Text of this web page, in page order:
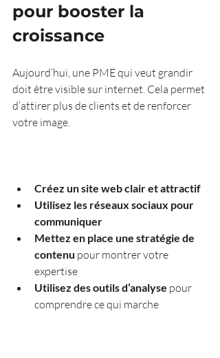
pour booster la
croissance
Aujourd’hui, une PME qui veut grandir
doit être visible sur internet. Cela permet
d’attirer plus de clients et de renforcer
votre image.
Créez un site web clair et attractif
Utilisez les réseaux sociaux pour
communiquer
Mettez en place une stratégie de
contenu pour montrer votre
expertise
Utilisez des outils d’analyse pour
comprendre ce qui marche